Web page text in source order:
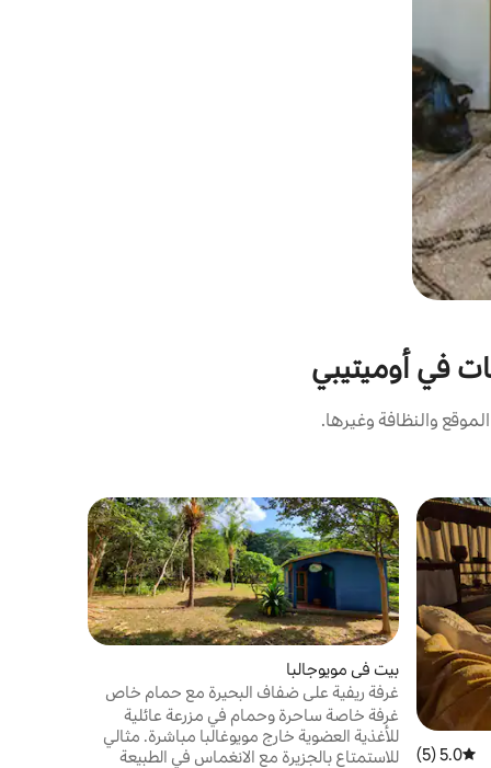
في أوميتيبي
والنظافة وغيرها.
متوسط التقييم 5.0 من 5، 5 مراجعات
5.0 (5)
بيت في مويوجالبا
غرفة ريفية على ضفاف البحيرة مع حمام خاص
غرفة خاصة ساحرة وحمام في مزرعة عائلية
للأغذية العضوية خارج مويوغالبا مباشرة. مثالي
للاستمتاع بالجزيرة مع الانغماس في الطبيعة